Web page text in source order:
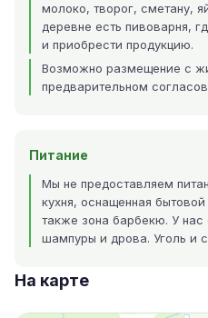
молоко, творог, сметану,
деревне есть пивоварня,
и приобрести продукцию.
Возможно размещение с
предварительном
Питание
Мы не предоставляем
кухня, оснащенная
также зона барбекю. У нас
шампуры и дрова. Уголь и
На карте